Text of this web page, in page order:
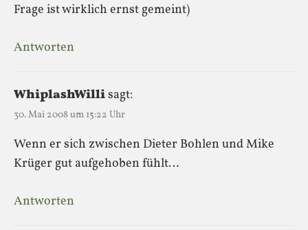
Frage ist wirklich ernst gemeint)
Antworten
WhiplashWillisagt:
30. Mai 2008 um 15:22 Uhr
Wenn er sich zwischen Dieter Bohlen und Mike
Krüger gut aufgehoben fühlt…
Antworten